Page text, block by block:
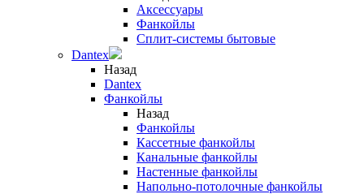
Аксессуары
Фанкойлы
Сплит-системы бытовые
Dantex
Назад
Dantex
Фанкойлы
Назад
Фанкойлы
Кассетные фанкойлы
Канальные фанкойлы
Настенные фанкойлы
Напольно-потолочные фанкойлы